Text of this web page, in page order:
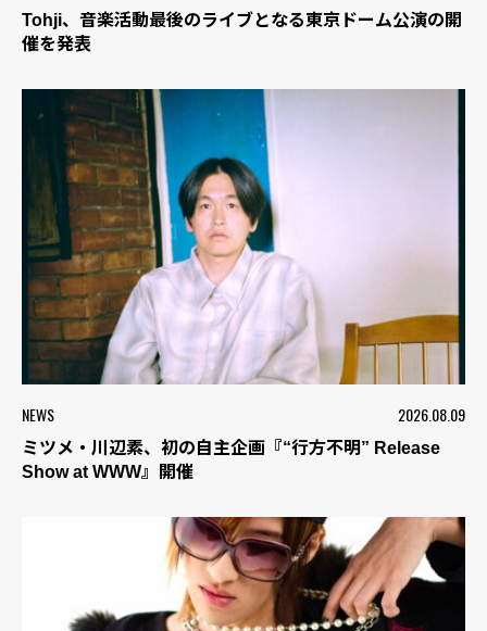
Tohji、音楽活動最後のライブとなる東京ドーム公演の開
催を発表
NEWS 2026.08.09
ミツメ・川辺素、初の自主企画『“行方不明” Release
Show at WWW』開催